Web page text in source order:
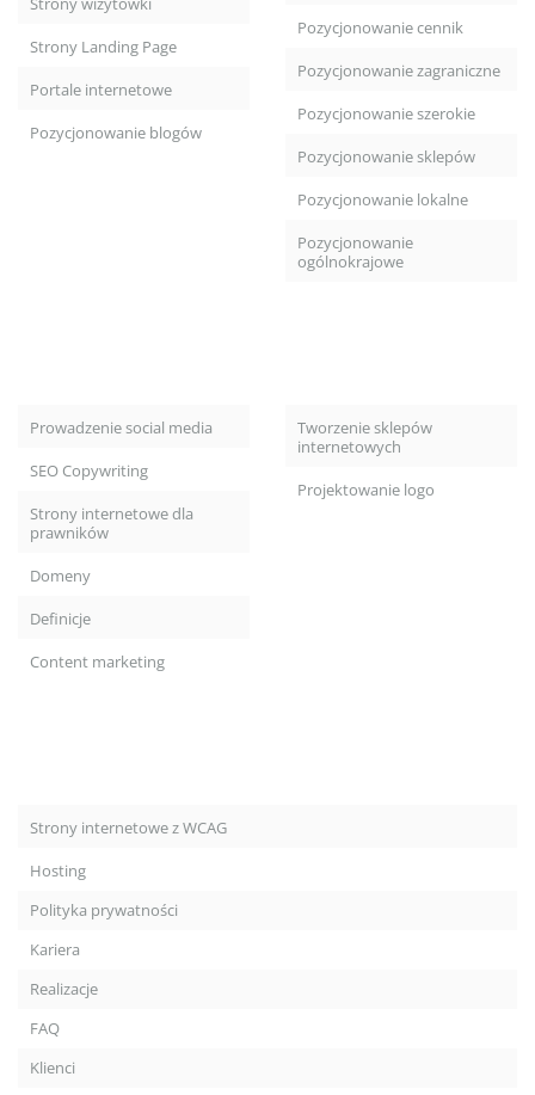
Strony Landing Page
Portale internetowe
Pozycjonowanie blogów
Pozycjonowanie cennik
Pozycjonowanie zagraniczne
Pozycjonowanie szerokie
Pozycjonowanie sklepów
Pozycjonowanie lokalne
Pozycjonowanie
ogólnokrajowe
Prowadzenie social media
SEO Copywriting
Strony internetowe dla
prawników
Domeny
Definicje
Content marketing
Tworzenie sklepów
internetowych
Projektowanie logo
Strony internetowe z WCAG
Hosting
Polityka prywatności
Kariera
Realizacje
FAQ
Klienci